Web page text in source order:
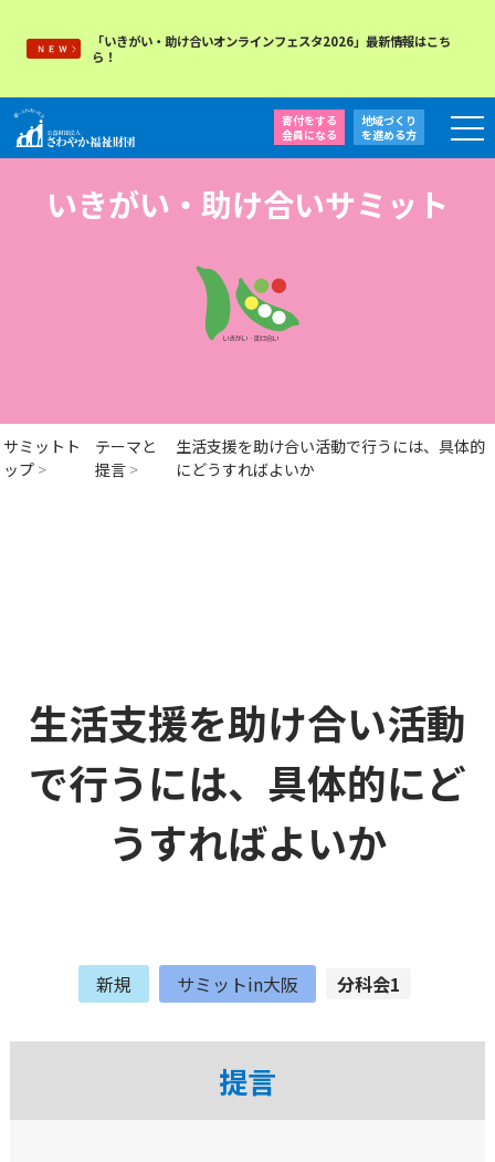
「いきがい・助け合いオンラインフェスタ2026」最新情報はこち
ら！
寄付をする
会員になる
地域づくり
を進める方
いきがい・助け合いサミット
サミットト
ップ
テーマと
提言
生活支援を助け合い活動で行うには、具体的
にどうすればよいか
生活支援を助け合い活動
で行うには、具体的にど
うすればよいか
新規 サミットin大阪 分科会1
提言